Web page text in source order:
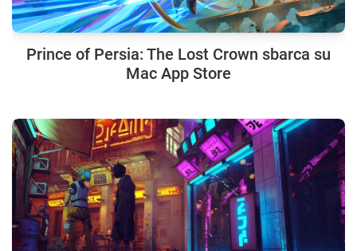
Prince of Persia: The Lost Crown sbarca su
Mac App Store